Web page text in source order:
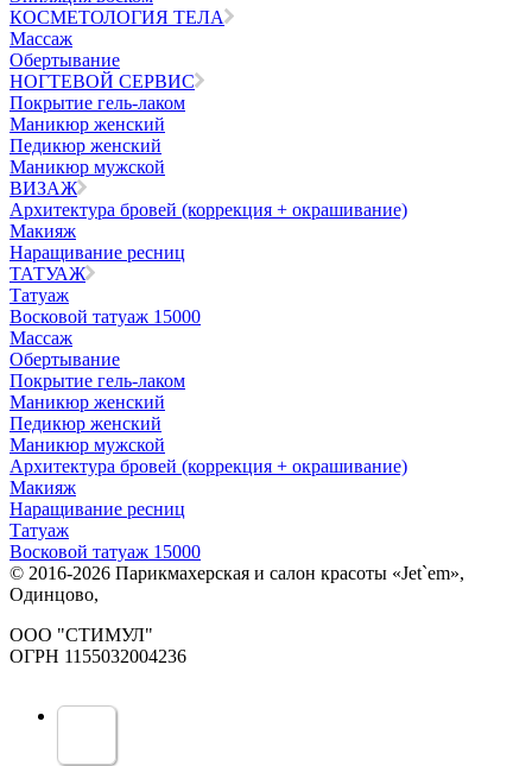
КОСМЕТОЛОГИЯ ТЕЛА
Массаж
Обертывание
НОГТЕВОЙ СЕРВИС
Покрытие гель-лаком
Маникюр женский
Педикюр женский
Маникюр мужской
ВИЗАЖ
Архитектура бровей (коррекция + окрашивание)
Макияж
Наращивание ресниц
ТАТУАЖ
Татуаж
Восковой татуаж 15000
Массаж
Обертывание
Покрытие гель-лаком
Маникюр женский
Педикюр женский
Маникюр мужской
Архитектура бровей (коррекция + окрашивание)
Макияж
Наращивание ресниц
Татуаж
Восковой татуаж 15000
© 2016-2026 Парикмахерская и салон красоты «Jet`em»,
Одинцово,
ООО "СТИМУЛ"
ОГРН 1155032004236